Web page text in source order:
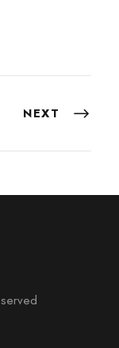
NEXT